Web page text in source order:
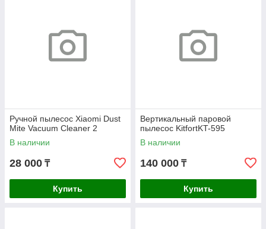
Ручной пылесос Xiaomi Dust
Mite Vacuum Cleaner 2
В наличии
28 000 ₸
Купить
Вертикальный паровой
пылесос KitfortKT-595
В наличии
140 000 ₸
Купить